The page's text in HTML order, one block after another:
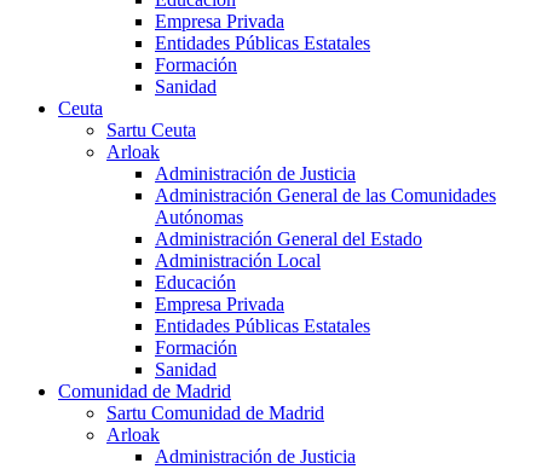
Empresa Privada
Entidades Públicas Estatales
Formación
Sanidad
Ceuta
Sartu Ceuta
Arloak
Administración de Justicia
Administración General de las Comunidades
Autónomas
Administración General del Estado
Administración Local
Educación
Empresa Privada
Entidades Públicas Estatales
Formación
Sanidad
Comunidad de Madrid
Sartu Comunidad de Madrid
Arloak
Administración de Justicia